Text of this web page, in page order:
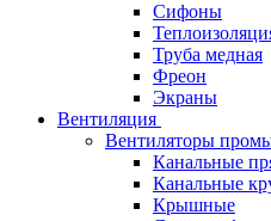
Сифоны
Труба медная
Фреон
Экраны
Вентиляция
Вентиляторы
Канальные
Канальные
Крышные